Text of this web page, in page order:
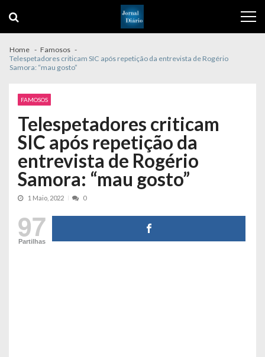
navigation
content
Home
Famosos
Telespetadores criticam SIC após repetição da entrevista de Rogério
Samora: “mau gosto”
FAMOSOS
Telespetadores criticam
SIC após repetição da
entrevista de Rogério
Samora: “mau gosto”
1 Maio, 2022 0
97
Partilhas